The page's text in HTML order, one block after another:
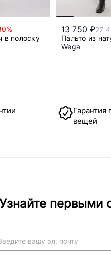
в полоску
13 750 ₽27
Пальто из
Wega
Гарантия
вещей
первыми